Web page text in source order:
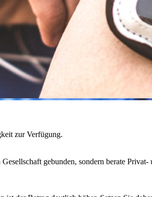
zur Verfügung.
gebunden, sondern berate